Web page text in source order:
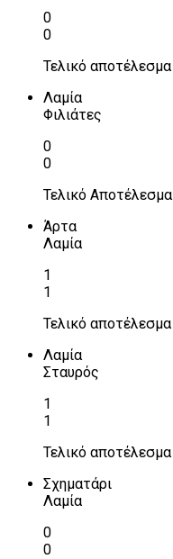
0
0
Τελικό αποτέλεσμα
Λαμία
Φιλιάτες
0
0
Τελικό Αποτέλεσμα
Άρτα
Λαμία
1
1
Τελικό αποτέλεσμα
Λαμία
Σταυρός
1
1
Τελικό αποτέλεσμα
Σχηματάρι
Λαμία
0
0